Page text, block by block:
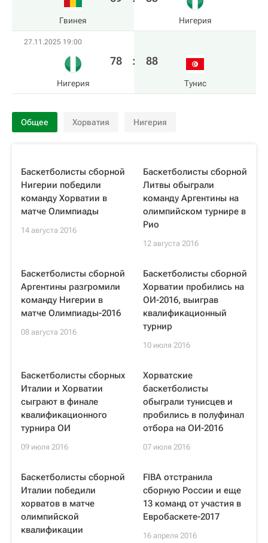
Гвинея Нигерия
27.11.2025 19:00
Нигерия
78 : 88
Тунис
Общее Хорватия Нигерия
Баскетболисты сборной
Нигерии победили
команду Хорватии в
матче Олимпиады
14 августа 2016
Баскетболисты сборной
Литвы обыграли
команду Аргентины на
олимпийском турнире в
Рио
12 августа 2016
Баскетболисты сборной
Аргентины разгромили
команду Нигерии в
матче Олимпиады-2016
08 августа 2016
Баскетболисты сборной
Хорватии пробились на
ОИ-2016, выиграв
квалификационный
турнир
10 июля 2016
Баскетболисты сборных
Италии и Хорватии
сыграют в финале
квалификационного
турнира ОИ
09 июля 2016
Хорватские
баскетболисты
обыграли тунисцев и
пробились в полуфинал
отбора на ОИ-2016
07 июля 2016
Баскетболисты сборной
Италии победили
хорватов в матче
олимпийской
квалификации
FIBA отстранила
сборную России и еще
13 команд от участия в
Евробаскете-2017
16 апреля 2016